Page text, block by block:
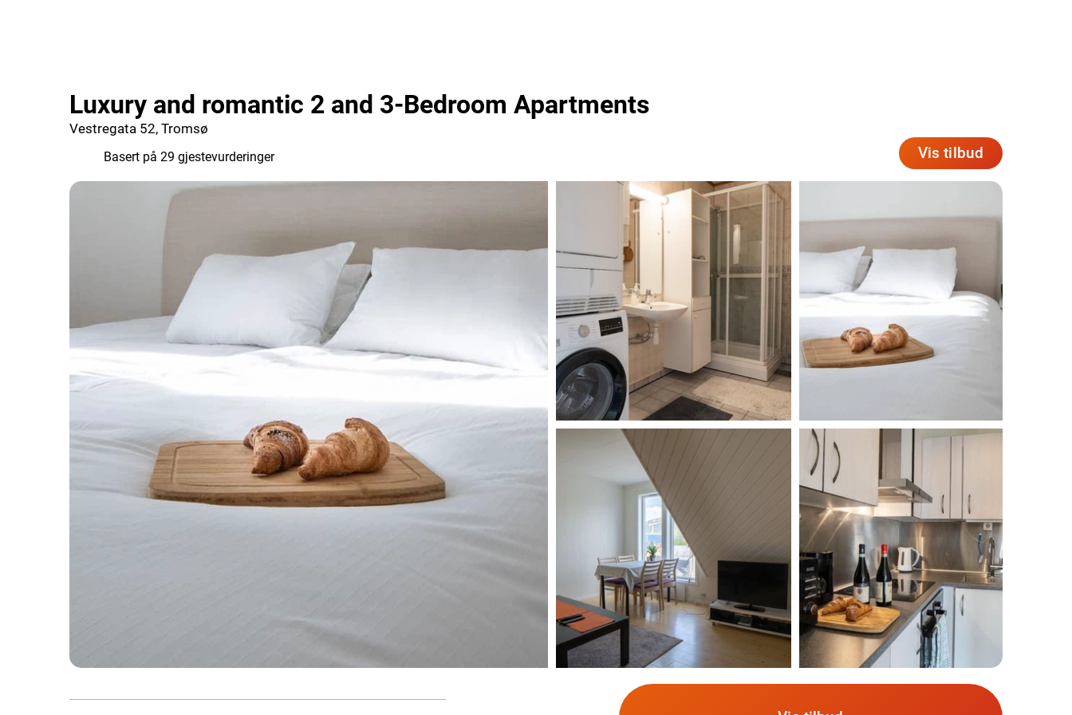
Luxury and romantic 2 and 3-Bedroom Apartments
Vestregata 52, Tromsø
Basert på 29 gjestevurderinger Vis tilbud